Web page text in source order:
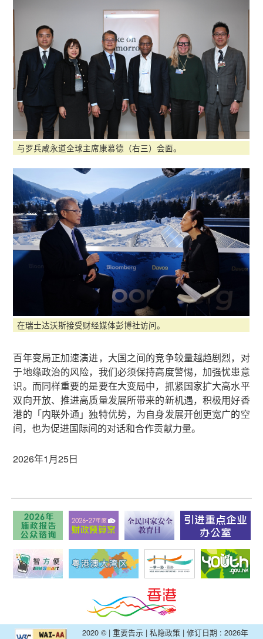
与罗兵咸永道全球主席康慕德（右三）会面。
在瑞士达沃斯接受财经媒体彭博社访问。
百年变局正加速演进，大国之间的竞争较量越趋剧烈，对
于地缘政治的风险，我们必须保持高度警惕，加强忧患意
识。而同样重要的是要在大变局中，抓紧国家扩大高水平
双向开放、推进高质量发展所带来的新机遇，积极用好香
港的「内联外通」独特优势，为自身发展开创更宽广的空
间，也为促进国际间的对话和合作贡献力量。
2026年1月25日
2020 © | 重要告示 | 私隐政策 | 修订日期 : 2026年